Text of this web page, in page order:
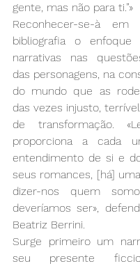
gente, mas não para ti.”»
Reconhecer-se-à
bibliografia o enfoque
narrativas nas
das personagens, na
do mundo que as
das vezes injusto,
de transformação.
proporciona a cada
entendimento de si e
seus romances, [há]
dizer-nos quem
deveríamos ser»,
Beatriz Berrini.
Surge primeiro um
seu presente